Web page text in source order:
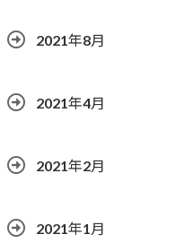
2021年8月
2021年4月
2021年2月
2021年1月